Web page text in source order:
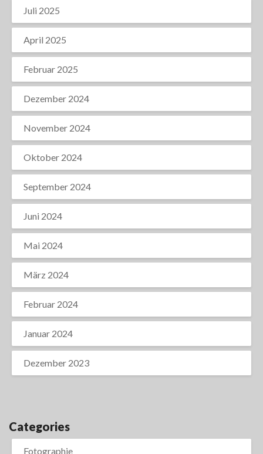
Juli 2025
April 2025
Februar 2025
Dezember 2024
November 2024
Oktober 2024
September 2024
Juni 2024
Mai 2024
März 2024
Februar 2024
Januar 2024
Dezember 2023
Categories
Fotographie